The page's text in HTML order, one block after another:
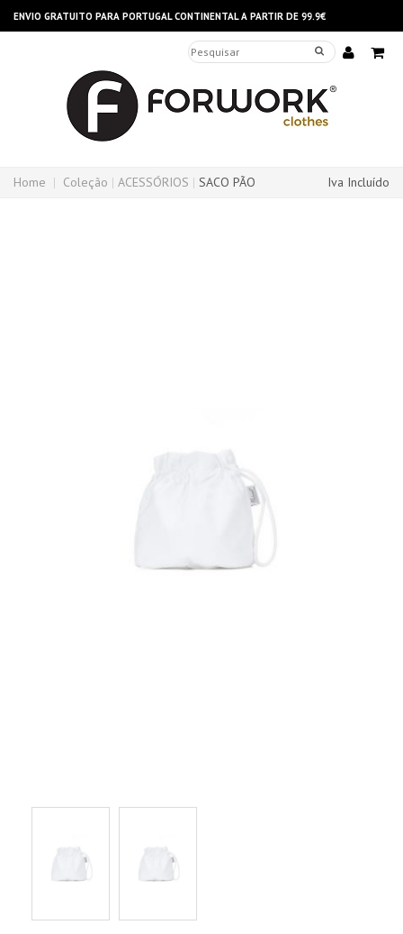
ENVIO GRATUITO PARA PORTUGAL CONTINENTAL A PARTIR DE 99.9€
Home Coleção ACESSÓRIOS SACO PÃO Iva Incluído